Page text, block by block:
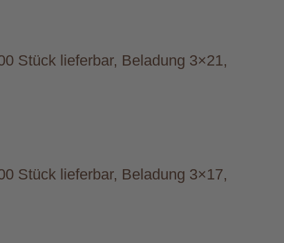
Stück lieferbar, Beladung 3×21,
Stück lieferbar, Beladung 3×17,